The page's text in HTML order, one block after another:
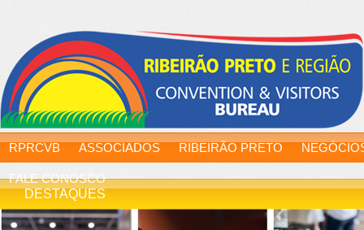
RPRCVB ASSOCIADOS RIBEIRÃO PRETO
FALE CONOSCO
DESTAQUES